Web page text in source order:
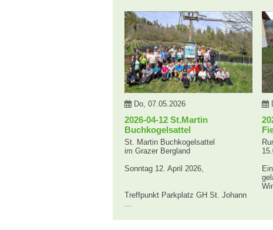
Do, 07.05.2026
2026-04-12 St.Martin
Buchkogelsattel
St. Martin Buchkogelsattel
im Grazer Bergland
Sonntag 12. April 2026,
Treffpunkt Parkplatz GH St. Johann
...